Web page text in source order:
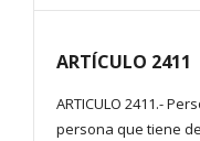
ARTÍCULO 2411
ARTICULO 2411.-
persona que tiene